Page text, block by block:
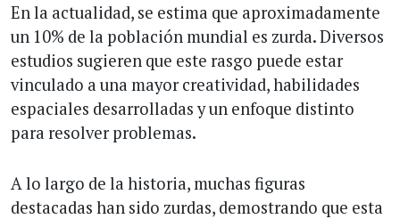
En la actualidad, se estima que aproximadamente
un 10% de la población mundial es zurda. Diversos
estudios sugieren que este rasgo puede estar
vinculado a una mayor creatividad, habilidades
espaciales desarrolladas y un enfoque distinto
para resolver problemas.
A lo largo de la historia, muchas figuras
destacadas han sido zurdas, demostrando que esta